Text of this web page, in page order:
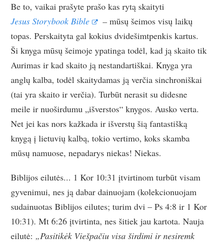
Be to, vaikai prašyte prašo kas rytą skaityti
Jesus Storybook Bible
–mūsų šeimos visų laikų
topas. Perskaityta gal kokius dvidešimtpenkis kartus.
Ši knyga mūsų šeimoje ypatinga todėl, kad ją skaito tik
Aurimas ir kad skaito ją nestandartiškai. Knyga yra
anglų kalba, todėl skaitydamas ją verčia sinchroniškai
(tai yra skaito ir verčia). Turbūt nerasit su didesne
meile ir nuoširdumu „išverstos“ knygos. Ausko verta.
Net jei kas nors kažkada ir išverstų šią fantastišką
knygą į lietuvių kalbą, tokio vertimo, koks skamba
mūsų namuose, nepadarys niekas! Niekas.
Biblijos eilutės... 1 Kor 10:31 įtvirtinom turbūt visam
gyvenimui, nes ją dabar dainuojam (kolekcionuojam
sudainuotas Biblijos eilutes; turim dvi – Ps 4:8 ir 1 Kor
10:31). Mt 6:26 įtvirtinta, nes šitiek jau kartota. Nauja
eilutė: „Pasitikėk Viešpačiu visa širdimi ir nesiremk